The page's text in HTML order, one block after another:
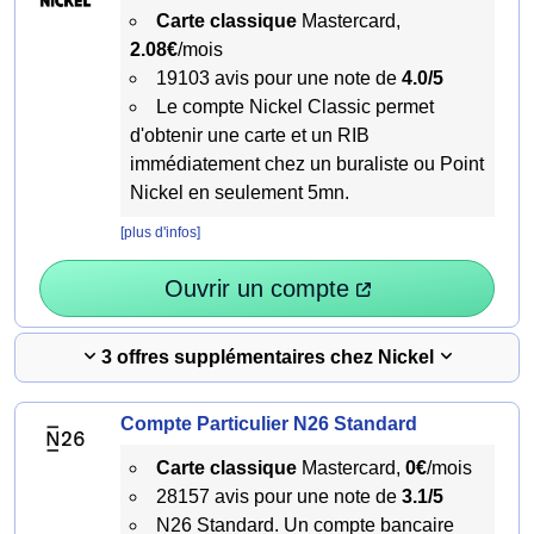
Carte classiqueMastercard,
2.08€/mois
19103 avis pour une note de 4.0/5
Le compte Nickel Classic permet
d'obtenir une carte et un RIB
immédiatement chez un buraliste ou Point
Nickel en seulement 5mn.
[plus d'infos]
Ouvrir un compte
3 offres supplémentaires chez Nickel
Compte Particulier N26 Standard
Carte classiqueMastercard, 0€/mois
28157 avis pour une note de 3.1/5
N26 Standard. Un compte bancaire